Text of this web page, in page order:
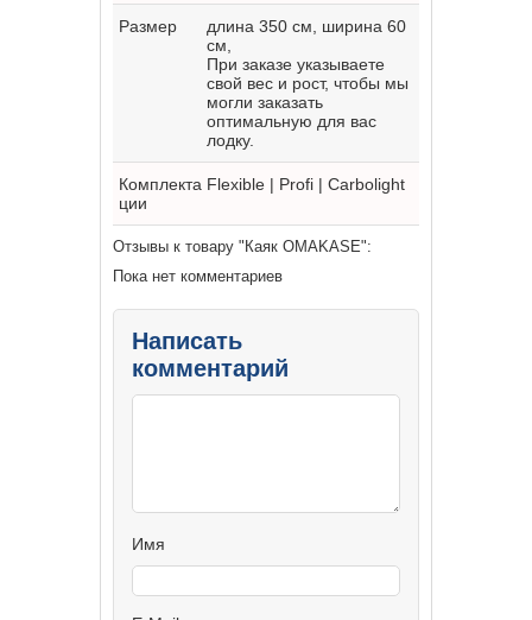
Размер
длина 350 см, ширина 60
см,
При заказе указываете
свой вес и рост, чтобы мы
могли заказать
оптимальную для вас
лодку.
Комплекта
ции
Flexible | Profi | Carbolight
Отзывы к товару "Каяк OMAKASE":
Пока нет комментариев
Написать
комментарий
Имя